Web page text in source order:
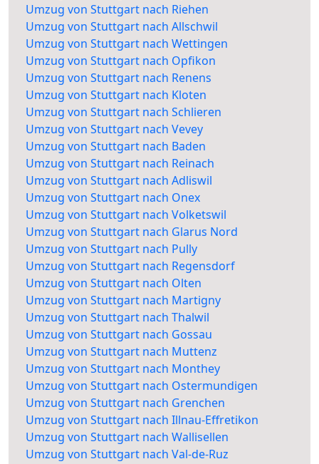
Umzug von Stuttgart nach Riehen
Umzug von Stuttgart nach Allschwil
Umzug von Stuttgart nach Wettingen
Umzug von Stuttgart nach Opfikon
Umzug von Stuttgart nach Renens
Umzug von Stuttgart nach Kloten
Umzug von Stuttgart nach Schlieren
Umzug von Stuttgart nach Vevey
Umzug von Stuttgart nach Baden
Umzug von Stuttgart nach Reinach
Umzug von Stuttgart nach Adliswil
Umzug von Stuttgart nach Onex
Umzug von Stuttgart nach Volketswil
Umzug von Stuttgart nach Glarus Nord
Umzug von Stuttgart nach Pully
Umzug von Stuttgart nach Regensdorf
Umzug von Stuttgart nach Olten
Umzug von Stuttgart nach Martigny
Umzug von Stuttgart nach Thalwil
Umzug von Stuttgart nach Gossau
Umzug von Stuttgart nach Muttenz
Umzug von Stuttgart nach Monthey
Umzug von Stuttgart nach Ostermundigen
Umzug von Stuttgart nach Grenchen
Umzug von Stuttgart nach Illnau-Effretikon
Umzug von Stuttgart nach Wallisellen
Umzug von Stuttgart nach Val-de-Ruz